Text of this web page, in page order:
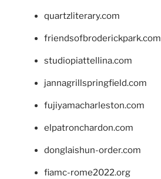
quartzliterary.com
friendsofbroderickpark.com
studiopiattellina.com
jannagrillspringfield.com
fujiyamacharleston.com
elpatronchardon.com
donglaishun-order.com
fiamc-rome2022.org